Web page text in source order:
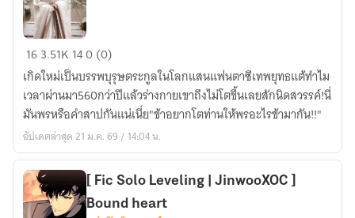
บรรพบุรุษ
ตระกูล
หวง
คือ
เด็ก
น้อย
ผู้
หนึ่ง
163.51K 140 (0)
เกิดใหม่เป็นบรรพบุรุษตระกูลในโลกแสนแฟนตาซีเทพยุทธแต้ทำไม
เวลาผ่านมา560กว่าปีแล้วร่างกายเขาถึงไม่โตขึ้นเลยสักนิดสวรรค์!นี่
มันพรหรือคำสาปกันแน่เนี่ย"ข้าอยากโตท่านให้พรอะไรข้ามากัน!!"
อัปเดตล่าสุด 21 ม.ค. 69 / 14:04 น.
[ Fic Solo Leveling | JinwooXOC ]
Bound heart